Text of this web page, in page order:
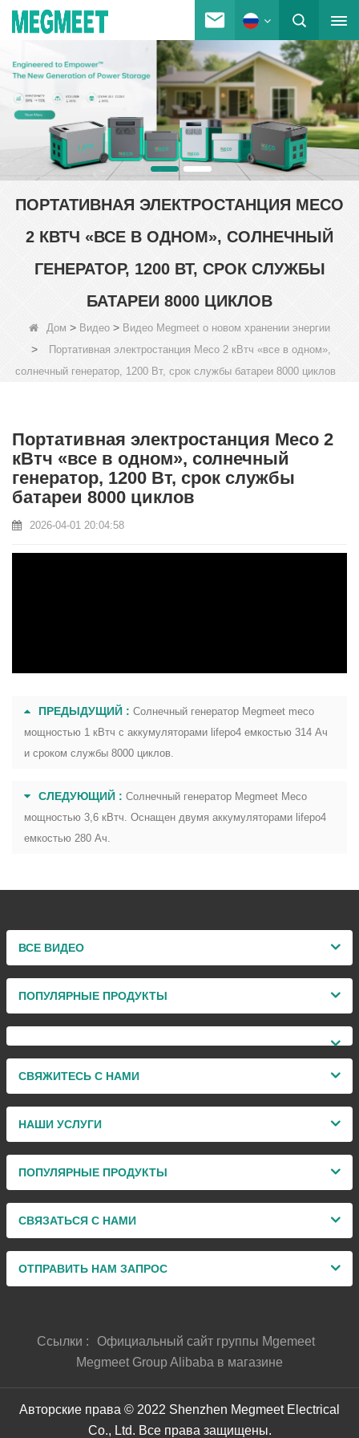
ПОРТАТИВНАЯ ЭЛЕКТРОСТАНЦИЯ MECO
2 КВТЧ «ВСЕ В ОДНОМ», СОЛНЕЧНЫЙ
ГЕНЕРАТОР, 1200 ВТ, СРОК СЛУЖБЫ
БАТАРЕИ 8000 ЦИКЛОВ
Дом > Видео > Видео Megmeet о новом хранении энергии
>
Портативная электростанция Meco 2 кВтч «все в одном»,
солнечный генератор, 1200 Вт, срок службы батареи 8000 циклов
Портативная электростанция Meco 2
кВтч «все в одном», солнечный
генератор, 1200 Вт, срок службы
батареи 8000 циклов
2026-04-01 20:04:58
ПРЕДЫДУЩИЙ : Солнечный генератор Megmeet meco
мощностью 1 кВтч с аккумуляторами lifepo4 емкостью 314 Ач
и сроком службы 8000 циклов.
СЛЕДУЮЩИЙ : Солнечный генератор Megmeet Meco
мощностью 3,6 кВтч. Оснащен двумя аккумуляторами lifepo4
емкостью 280 Ач.
ВСЕ ВИДЕО
ПОПУЛЯРНЫЕ ПРОДУКТЫ
СВЯЖИТЕСЬ С НАМИ
НАШИ УСЛУГИ
ПОПУЛЯРНЫЕ ПРОДУКТЫ
СВЯЗАТЬСЯ С НАМИ
ОТПРАВИТЬ НАМ ЗАПРОС
Ссылки :
Официальный сайт группы Mgemeet
Megmeet Group Alibaba в магазине
Авторские права © 2022 Shenzhen Megmeet Electrical
Co., Ltd. Все права защищены.